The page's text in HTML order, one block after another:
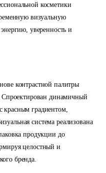
косметики
визуальную
уверенность и
контрастной палитры
Спроектирован динамичный
градиентом,
система реализована
продукции до
целостный и
бренда.